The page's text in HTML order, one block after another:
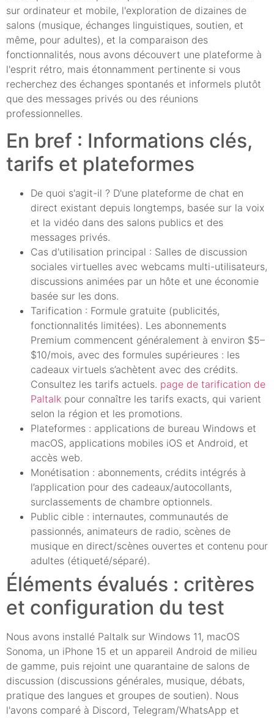
sur ordinateur et mobile, l'exploration de dizaines de
salons (musique, échanges linguistiques, soutien, et
même, pour adultes), et la comparaison des
fonctionnalités, nous avons découvert une plateforme à
l'esprit rétro, mais étonnamment pertinente si vous
recherchez des échanges spontanés et informels plutôt
que des messages privés ou des réunions
professionnelles.
En bref : Informations clés,
tarifs et plateformes
De quoi s'agit-il ? D'une plateforme de chat en
direct existant depuis longtemps, basée sur la voix
et la vidéo dans des salons publics et des
messages privés.
Cas d'utilisation principal : Salles de discussion
sociales virtuelles avec webcams multi-utilisateurs,
discussions animées par un hôte et une économie
basée sur les dons.
Tarification : Formule gratuite (publicités,
fonctionnalités limitées). Les abonnements
Premium commencent généralement à environ $5–
$10/mois, avec des formules supérieures : les
cadeaux virtuels s’achètent avec des crédits.
Consultez les tarifs actuels. page de tarification de
Paltalk pour connaître les tarifs exacts, qui varient
selon la région et les promotions.
Plateformes : applications de bureau Windows et
macOS, applications mobiles iOS et Android, et
accès web.
Monétisation : abonnements, crédits intégrés à
l’application pour des cadeaux/autocollants,
surclassements de chambre optionnels.
Public cible : internautes, communautés de
passionnés, animateurs de radio, scènes de
musique en direct/scènes ouvertes et contenu pour
adultes (étiqueté/séparé).
Éléments évalués : critères
et configuration du test
Nous avons installé Paltalk sur Windows 11, macOS
Sonoma, un iPhone 15 et un appareil Android de milieu
de gamme, puis rejoint une quarantaine de salons de
discussion (discussions générales, musique, débats,
pratique des langues et groupes de soutien). Nous
l'avons comparé à Discord, Telegram/WhatsApp et